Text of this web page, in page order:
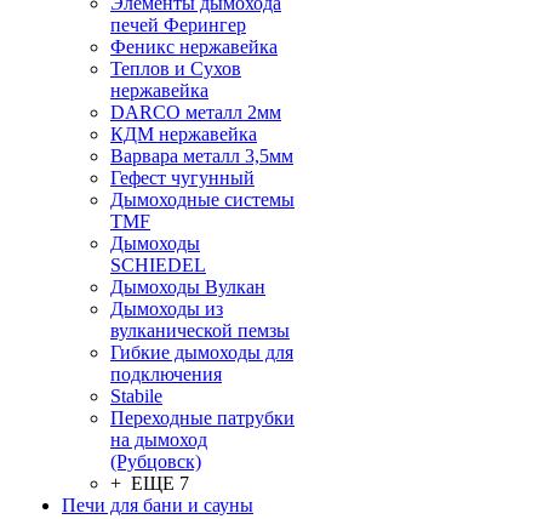
печей Ферингер
Феникс нержавейка
Теплов и Сухов
нержавейка
DARCO металл 2мм
КДМ нержавейка
Варвара металл 3,5мм
Гефест чугунный
Дымоходные системы
TMF
Дымоходы
SCHIEDEL
Дымоходы Вулкан
Дымоходы из
вулканической пемзы
Гибкие дымоходы для
подключения
Stabile
Переходные патрубки
на дымоход
(Рубцовск)
+ ЕЩЕ 7
Печи для бани и сауны